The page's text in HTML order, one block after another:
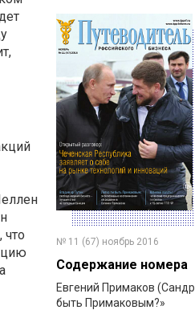
№ 11 (67) ноябрь 2016
Содержание номера
Евгений Примаков
быть Примаковым?»